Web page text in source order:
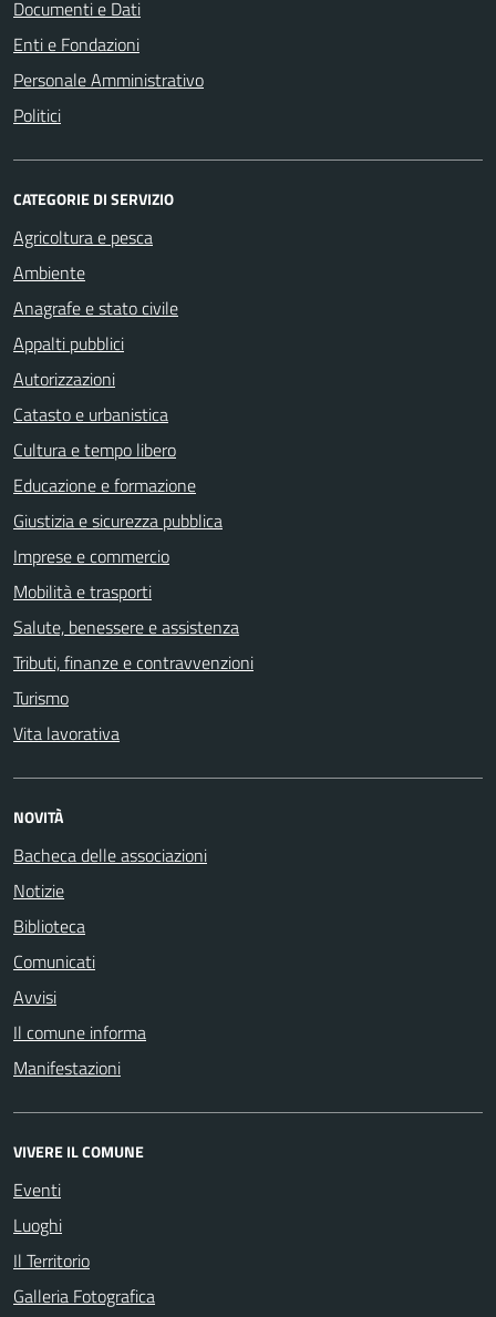
Documenti e Dati
Enti e Fondazioni
Personale Amministrativo
Politici
CATEGORIE DI SERVIZIO
Agricoltura e pesca
Ambiente
Anagrafe e stato civile
Appalti pubblici
Autorizzazioni
Catasto e urbanistica
Cultura e tempo libero
Educazione e formazione
Giustizia e sicurezza pubblica
Imprese e commercio
Mobilità e trasporti
Salute, benessere e assistenza
Tributi, finanze e contravvenzioni
Turismo
Vita lavorativa
NOVITÀ
Bacheca delle associazioni
Notizie
Biblioteca
Comunicati
Avvisi
Il comune informa
Manifestazioni
VIVERE IL COMUNE
Eventi
Luoghi
Il Territorio
Galleria Fotografica